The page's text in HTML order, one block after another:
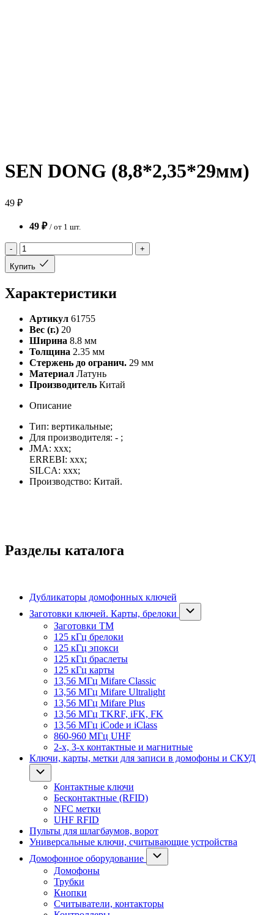
SEN DONG (8,8*2,35*29мм)
49 ₽
49 ₽ / от 1 шт.
-
+
Купить
Характеристики
Артикул 61755
Вес (г.) 20
Ширина 8.8 мм
Толщина 2.35 мм
Стержень до огранич. 29 мм
Материал Латунь
Производитель Китай
Описание
Тип: вертикальные;
Для производителя: - ;
JMA: xxx;
ERREBI: xxx;
SILCA: xxx;
Производство: Китай.
Разделы каталога
Дубликаторы домофонных ключей
Заготовки ключей. Карты, брелоки
Заготовки ТМ
125 кГц брелоки
125 кГц эпокси
125 кГц браслеты
125 кГц карты
13,56 МГц Mifare Classic
13,56 МГц Mifare Ultralight
13,56 МГц Mifare Plus
13,56 МГц TKRF, iFK, FK
13,56 МГц iCode и iClass
860-960 МГц UHF
2-х, 3-х контактные и магнитные
Ключи, карты, метки для записи в домофоны и СКУД
Контактные ключи
Бесконтактные (RFID)
NFC метки
UHF RFID
Пульты для шлагбаумов, ворот
Универсальные ключи, считывающие устройства
Домофонное оборудование
Домофоны
Трубки
Кнопки
Считыватели, контакторы